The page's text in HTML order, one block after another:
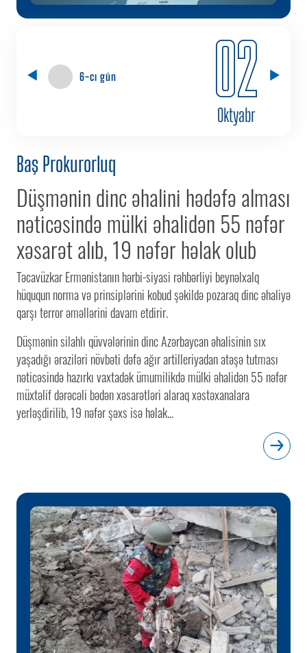
6-cı gün 02
Oktyabr
Baş Prokurorluq
Düşmənin dinc əhalini hədəfə alması
nəticəsində mülki əhalidən 55 nəfər
xəsarət alıb, 19 nəfər həlak olub
Təcavüzkar Ermənistanın hərbi-siyasi rəhbərliyi beynəlxalq
hüququn norma və prinsiplərini kobud şəkildə pozaraq dinc əhaliyə
qarşı terror əməllərini davam etdirir.
Düşmənin silahlı qüvvələrinin dinc Azərbaycan əhalisinin sıx
yaşadığı əraziləri növbəti dəfə ağır artilleriyadan atəşə tutması
nəticəsində hazırkı vaxtadək ümumilikdə mülki əhalidən 55 nəfər
müxtəlif dərəcəli bədən xəsarətləri alaraq xəstəxanalara
yerləşdirilib, 19 nəfər şəxs isə həlak...